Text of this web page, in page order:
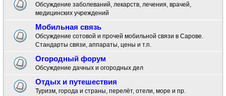
Обсуждение заболеваний, лекарств, лечения, врачей,
медицинских учреждений
Мобильная связь
Обсуждение сотовой и прочей мобильной связи в Сарове.
Стандарты связи, аппараты, цены и т.п.
Огородный форум
Обсуждение дачных и огородных дел
Отдых и путешествия
Туризм, города и страны, перелёт, отели, море и пр.